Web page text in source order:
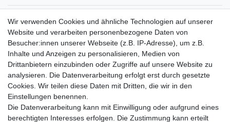
Verpackungslizenz
bei der Landbell AG
Zahlungsarten
Vorabüberweisung
Rechnungskauf
Zahlung bei Abholung
PayPal (inkl. Kreditkarten)
Wir verwenden Cookies und ähnliche Technologien auf unserer
Website und verarbeiten personenbezogene Daten von
Besucher:innen unserer Webseite (z.B. IP-Adresse), um z.B.
Inhalte und Anzeigen zu personalisieren, Medien von
Drittanbietern einzubinden oder Zugriffe auf unsere Website zu
analysieren. Die Datenverarbeitung erfolgt erst durch gesetzte
Cookies. Wir teilen diese Daten mit Dritten, die wir in den
Einstellungen benennen.
Die Datenverarbeitung kann mit Einwilligung oder aufgrund eines
berechtigten Interesses erfolgen. Die Zustimmung kann erteilt